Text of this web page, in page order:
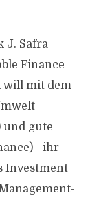
J. Safra
Finance
will mit dem
und gute
- ihr
Investment